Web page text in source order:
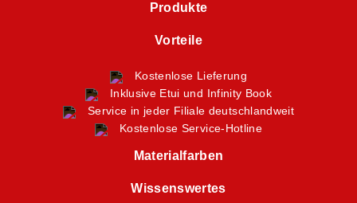
Produkte
Vorteile
Kostenlose Lieferung
Inklusive Etui und Infinity Book
Service in jeder Filiale deutschlandweit
Kostenlose Service-Hotline
Materialfarben
Wissenswertes